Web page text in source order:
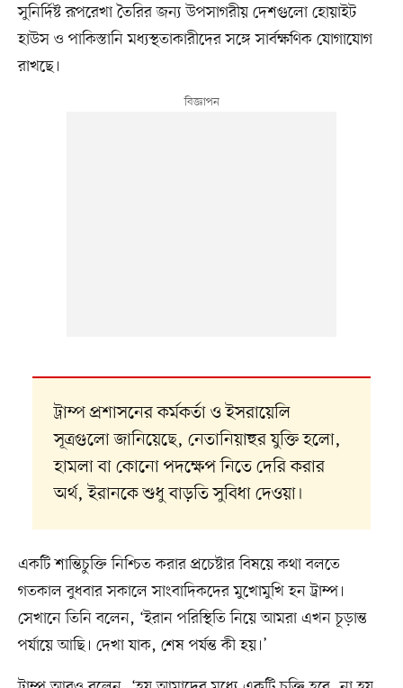
সুনির্দিষ্ট রূপরেখা তৈরির জন্য উপসাগরীয় দেশগুলো হোয়াইট
হাউস ও পাকিস্তানি মধ্যস্থতাকারীদের সঙ্গে সার্বক্ষণিক যোগাযোগ
রাখছে।
ট্রাম্প প্রশাসনের কর্মকর্তা ও ইসরায়েলি
সূত্রগুলো জানিয়েছে, নেতানিয়াহুর যুক্তি হলো,
হামলা বা কোনো পদক্ষেপ নিতে দেরি করার
অর্থ, ইরানকে শুধু বাড়তি সুবিধা দেওয়া।
একটি শান্তিচুক্তি নিশ্চিত করার প্রচেষ্টার বিষয়ে কথা বলতে
গতকাল বুধবার সকালে সাংবাদিকদের মুখোমুখি হন ট্রাম্প।
সেখানে তিনি বলেন, ‘ইরান পরিস্থিতি নিয়ে আমরা এখন চূড়ান্ত
পর্যায়ে আছি। দেখা যাক, শেষ পর্যন্ত কী হয়।’